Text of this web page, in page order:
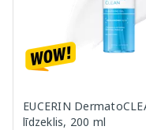
EUCERIN
līdzeklis, 200 ml